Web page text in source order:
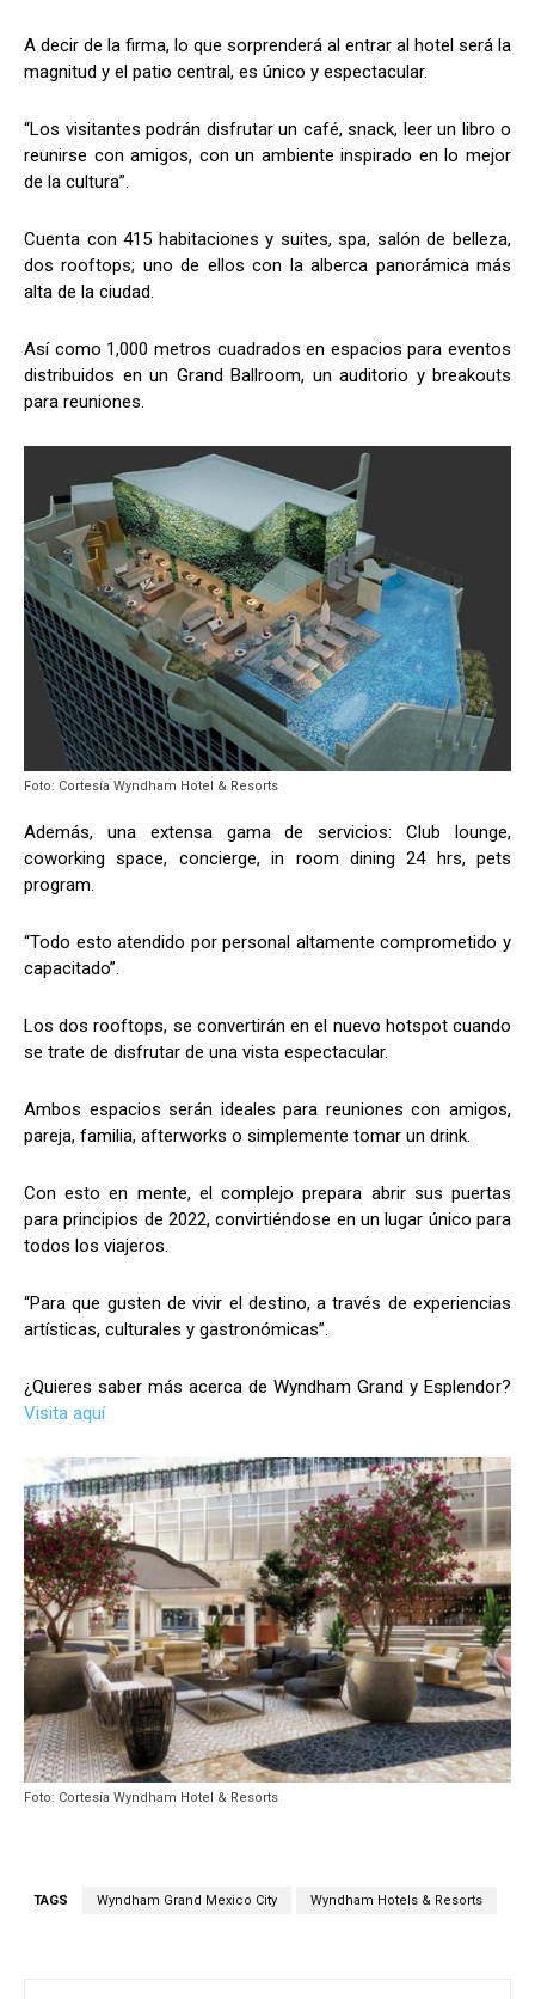
A decir de la firma, lo que sorprenderá al entrar al hotel será la
magnitud y el patio central, es único y espectacular.
“Los visitantes podrán disfrutar un café, snack, leer un libro o
reunirse con amigos, con un ambiente inspirado en lo mejor
de la cultura”.
Cuenta con 415 habitaciones y suites, spa, salón de belleza,
dos rooftops; uno de ellos con la alberca panorámica más
alta de la ciudad.
Así como 1,000 metros cuadrados en espacios para eventos
distribuidos en un Grand Ballroom, un auditorio y breakouts
para reuniones.
Foto: Cortesía Wyndham Hotel & Resorts
Además, una extensa gama de servicios: Club lounge,
coworking space, concierge, in room dining 24 hrs, pets
program.
“Todo esto atendido por personal altamente comprometido y
capacitado”.
Los dos rooftops, se convertirán en el nuevo hotspot cuando
se trate de disfrutar de una vista espectacular.
Ambos espacios serán ideales para reuniones con amigos,
pareja, familia, afterworks o simplemente tomar un drink.
Con esto en mente, el complejo prepara abrir sus puertas
para principios de 2022, convirtiéndose en un lugar único para
todos los viajeros.
“Para que gusten de vivir el destino, a través de experiencias
artísticas, culturales y gastronómicas”.
¿Quieres saber más acerca de Wyndham Grand y Esplendor?
Visita aquí
Foto: Cortesía Wyndham Hotel & Resorts
TAGS Wyndham Grand Mexico City Wyndham Hotels & Resorts